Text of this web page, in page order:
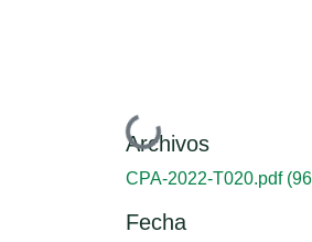
Cargando...
Archivos
CPA-2022-T020.pdf
Fecha